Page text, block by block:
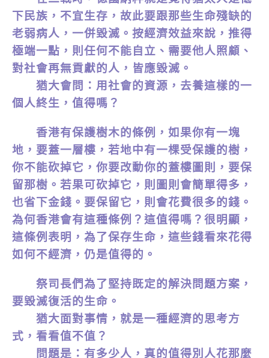
下民族，不宜生存，故此要跟那些生命殘缺的
老弱病人，一併毀滅。按經濟效益來說，推得
極端一點，則任何不能自立、需要他人照顧、
對社會再無貢獻的人，皆應毀滅。
猶大會問：用社會的資源，去養這樣的一
個人終生，值得嗎？
香港有保護樹木的條例，如果你有一塊
地，要蓋一層樓，若地中有一棵受保護的樹，
你不能砍掉它，你要改動你的蓋樓圖則，要保
留那樹。若果可砍掉它，則圖則會簡單得多，
也省下金錢。要保留它，則會花費很多的錢。
為何香港會有這種條例？這值得嗎？很明顯，
這條例表明，為了保存生命，這些錢看來花得
如何不經濟，仍是值得的。
祭司長們為了堅持既定的解決問題方案，
要毀滅復活的生命。
猶大面對事情，就是一種經濟的思考方
式，看看值不值？
問題是：有多少人，真的值得別人花那麼